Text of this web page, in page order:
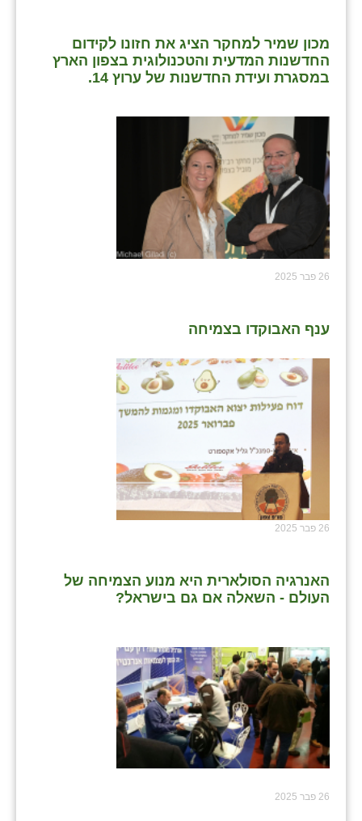
מכון שמיר למחקר הציג את חזונו לקידום
החדשנות המדעית והטכנולוגית בצפון הארץ
במסגרת ועידת החדשנות של ערוץ 14.
26 פבר 2025
ענף האבוקדו בצמיחה
26 פבר 2025
האנרגיה הסולארית היא מנוע הצמיחה של
העולם - השאלה אם גם בישראל?
26 פבר 2025